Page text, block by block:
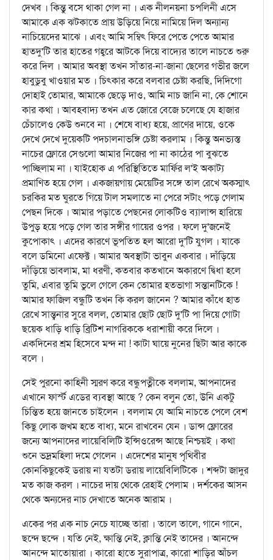
দেখব । কিন্তু বসে থাকা গেল না । এক নীলনয়না চপলিনী এসে
আমাকে এক ঝটকাতে প্রায় উড়িয়ে নিয়ে নামিয়ে দিল অন্যান্য
নাচিয়েদের মাঝে । এবং আমি সম্বিৎ ফিরে পেতে পেতে আমার
হাতদু'টি তার হাতের গহ্বরে আটকে দিয়ে বাদ্যের তালে নাচতে শুরু
করে দিল । আমার অবস্থা তখন সাঁতার-না-জানা ছেলের গভীর জলে
হাবুডুবু খাওয়ার মত । চিত্কার করে বলবার চেষ্টা করছি, দিদিগো
দোহাই তোমার, আমাকে ছেড়ে দাও, আমি নাচ জানি না, কে শোনে
কার কথা । আবহবাদ্য তখন এত জোরে বেজে চলেছে যে হাজার
চেঁচালেও কেউ শুনবে না । শেষে বাধ্য হয়ে, প্রাণের দায়ে, ওকে
দেখে দেখে দুয়েকটি পদচালনাভঙ্গি চেষ্টা করলাম । কিন্তু অনভ্যস্ত
নাচের ফ্লোরে সেগুলো আমার নিজের পা না কাঠের পা বুঝতে
পাচ্ছিলাম না । যাইহোক এ পরিস্থিতিতে মার্ফির ল'ই অকাট্য
প্রমাণিত হয়ে গেল । একজায়গায় মেয়েটির সঙ্গে তাল রেখে অকস্মাৎ
চরকির মত ঘুরতে গিয়ে টাল সমলাতে না পেরে সটাং পড়ে গেলাম
পেছন দিকে । আমার পড়াতে পেছনের লোকটিও ব্যালান্স হারিয়ে
উপুড় হয়ে পড়ে গেল তার সঙ্গীর গায়ের ওপর । ফলে দু'জনেই
কুপোকাৎ । এদের কারণে ভূপতিত হল আরো দু'টি যুগল । যাকে
বলে ডমিনো এফেক্ট । আমার অবস্থাটা ভাবুন একবার । দাঁড়িয়ে
দাঁড়িয়ে ভাবলাম, মা ধরণী, কতবার কতখানে অকারণে দ্বিধা হলে
তুমি, এবার তুমি ভুলে গেলে কেন তোমার হতভাগা সন্তানটিকে !
আমার ফাজিল বন্ধুটি তখন কি করল জানেন ? আমার কাঁধে হাত
রেখে সান্ত্বনার সুরে বলল, তোমার ছোট ছোট দু'টি পা দিয়ে গোটা
ছয়েক ধাড়ি ধাড়ি ব্রিটিশ নাগরিককে ধরাশায়ী করে দিলে ।
একদিনের শ্রম হিসেবে মন্দ না ! কাটা ঘায়ে নুনের ছিটা আর কাকে
বলে ।
সেই পুরনো কাহিনী স্মরণ করে বন্ধুপত্নীকে বললাম, আপনাদের
এখানে ফার্স্ট এডের ব্যবস্থা আছে ? কেন বলুন তো, উনি একটু
চিন্তিত হয়ে জানতে চাইলেন । বললাম যে আমি নাচতে পেলে বেশ
কিছু লোক জখম হতে বাধ্য, মনে রাখবেন যেন । ডান্স ফ্লোরের
জন্যে আপনাদের লায়েবিলিটি ইন্সিওরেন্স আছে নিশ্চয়ই । কথা
শুনে ভদ্রমহিলা দমে গেলেন । এদেশের মানুষ পৃথিবীর
কোনকিছুকেই ডরায় না যতটা ডরায় লায়েবিলিটিকে । শব্দটা জাদুর
মত কাজ করল । নাচের দায় থেকে রেহাই পেলাম । দর্শকের আসন
থেকে অন্যদের নাচ দেখাতে অনেক আরাম ।
একের পর এক নাচ নেচে যাচ্ছে তারা । তালে তালে, গানে গানে,
ছন্দে ছন্দে । যতি নেই, ক্ষান্তি নেই, ক্লান্তি নেই তাদের । আনন্দে
আনন্দে মাতোয়ারা । কারো হাতে সুরাপাত্র, কারো শাড়ির আঁচল